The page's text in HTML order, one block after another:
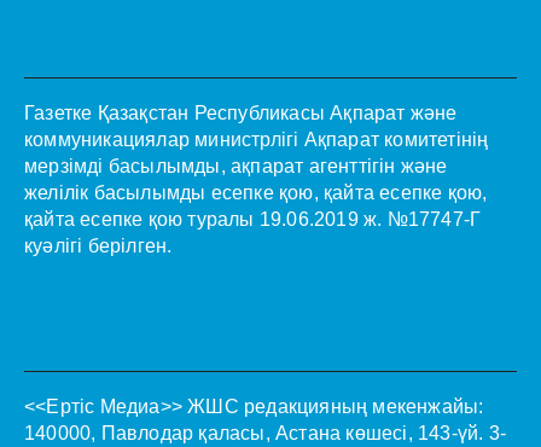
Газетке Қазақстан Республикасы Ақпарат және
коммуникациялар министрлігі Ақпарат комитетінің
мерзімді басылымды, ақпарат агенттігін және
желілік басылымды есепке қою, қайта есепке қою,
қайта есепке қою туралы 19.06.2019 ж. №17747-Г
куәлігі берілген.
<<Ертіс Медиа>> ЖШС редакцияның мекенжайы:
140000, Павлодар қаласы, Астана көшесі, 143-үй. 3-